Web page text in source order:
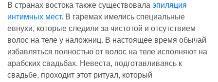
В странах востока также существовала эпиляция
интимных мест. В гаремах имелись специальные
евнухи, которые следили за чистотой и отсутствием
волос на теле у наложниц. В настоящее время обычай
избавляться полностью от волос на теле исполняют на
арабских свадьбах. Невеста, подготавливаясь к
свадьбе, проходит этот ритуал, который